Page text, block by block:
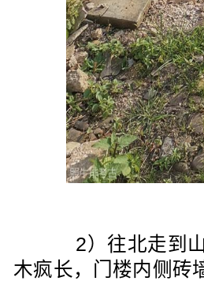
2）往北走到山
木疯长，门楼内侧砖